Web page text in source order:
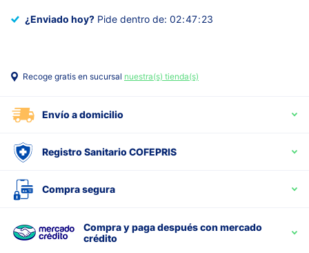
¿Enviado hoy? Pide dentro de: 02 47 22
Recoge gratis en sucursal nuestra(s) tienda(s)
Envío a domicilio
Registro Sanitario COFEPRIS
Compra segura
Compra y paga después con mercado
crédito